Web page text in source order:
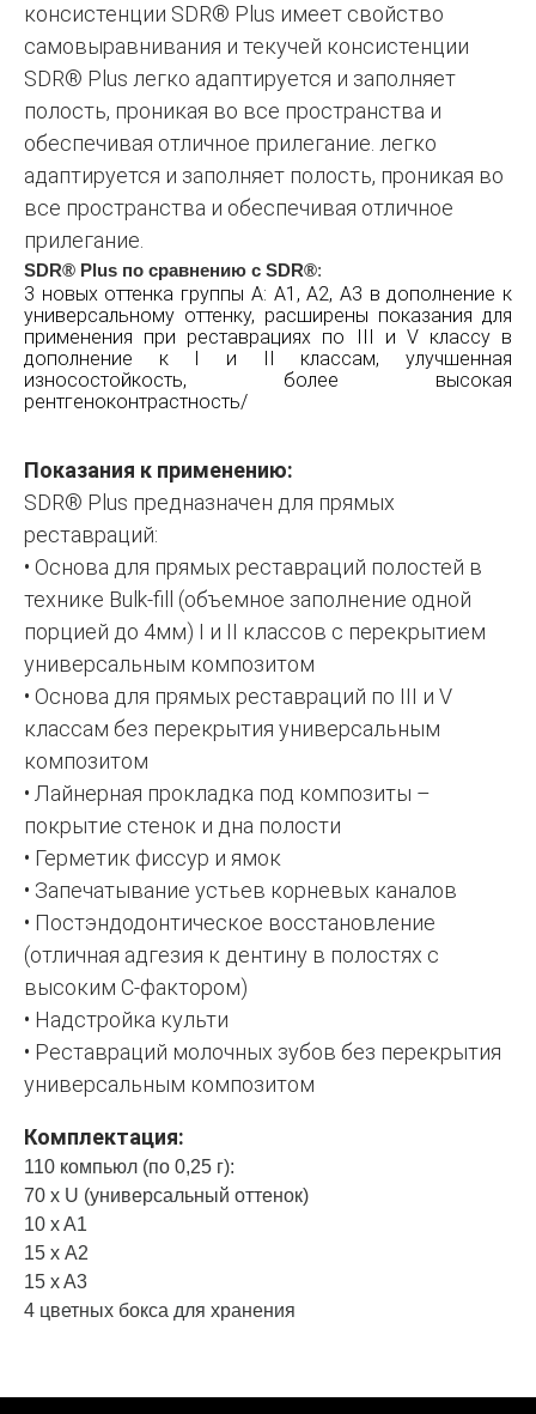
консистенции SDR® Plus имеет свойство
самовыравнивания и текучей консистенции
SDR® Plus легко адаптируется и заполняет
полость, проникая во все пространства и
обеспечивая отличное прилегание. легко
адаптируется и заполняет полость, проникая во
все пространства и обеспечивая отличное
прилегание.
SDR® Plus по сравнению с SDR®:
3 новых оттенка группы А: А1, А2, А3 в дополнение к
универсальному оттенку, расширены показания для
применения при реставрациях по III и V классу в
дополнение к I и II классам, улучшенная
износостойкость, более высокая
рентгеноконтрастность/
Показания к применению:
SDR® Plus предназначен для прямых
реставраций:
• Основа для прямых реставраций полостей в
технике Bulk-fill (объемное заполнение одной
порцией до 4мм) I и II классов с перекрытием
универсальным композитом
• Основа для прямых реставраций по III и V
классам без перекрытия универсальным
композитом
• Лайнерная прокладка под композиты –
покрытие стенок и дна полости
• Герметик фиссур и ямок
• Запечатывание устьев корневых каналов
• Постэндодонтическое восстановление
(отличная адгезия к дентину в полостях с
высоким С-фактором)
• Надстройка культи
• Реставраций молочных зубов без перекрытия
универсальным композитом
Комплектация:
110 компьюл (по 0,25 г):
70 x U (универсальный оттенок)
10 x A1
15 x А2
15 x A3
4 цветных бокса для хранения